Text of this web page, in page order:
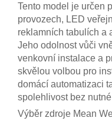
Tento model je určen
provozech, LED
reklamních tabulích a
Jeho odolnost vůči
venkovní instalace a
skvělou volbou pro
domácí automatizaci
spolehlivost bez
Výběr zdroje Mean